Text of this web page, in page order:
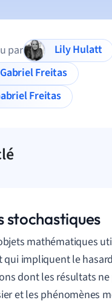
par
Lily Hulatt
Gabriel Freitas
Freitas
stochastiques
mathématiques
impliquent le
dont les résultats
et les phénomènes